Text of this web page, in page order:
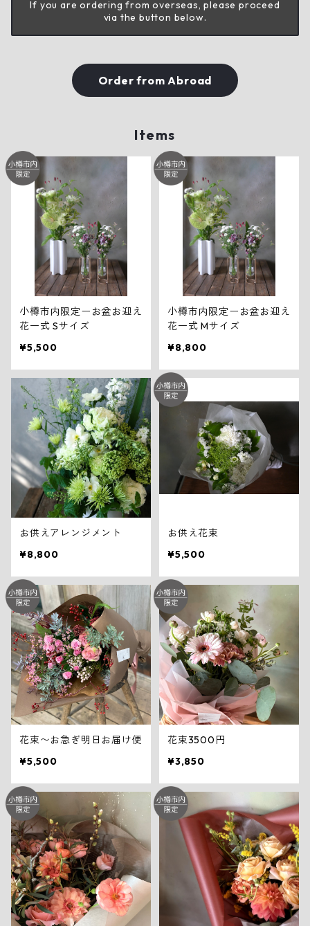
If you are ordering from overseas, please proceed
via the button below.
Order from Abroad
Items
小樽市内限定ーお盆お迎え
花一式 Sサイズ
¥5,500
小樽市内限定ーお盆お迎え
花一式 Mサイズ
¥8,800
お供えアレンジメント
¥8,800
お供え花束
¥5,500
花束〜お急ぎ明日お届け便
¥5,500
花束3500円
¥3,850